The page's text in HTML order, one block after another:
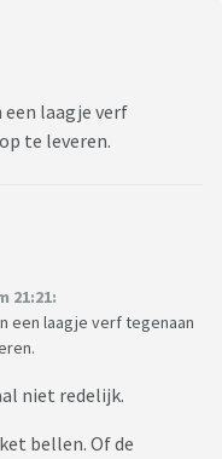
een laagje verf
te leveren.
21:21:
een laagje verf tegenaan
niet redelijk.
bellen. Of de